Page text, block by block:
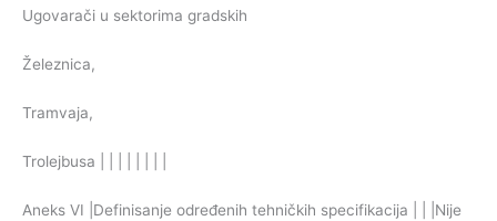
Ugovarači u sektorima gradskih
Železnica,
Tramvaja,
Trolejbusa | | | | | | | |
Aneks VI |Definisanje određenih tehničkih specifikacija | | |Nije